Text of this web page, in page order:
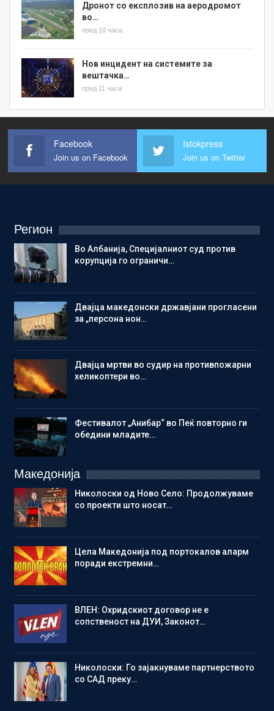
Дронот со експлозив на аеродромот
во…
пред 10 часа
Нов инцидент на системите за
вештачка…
пред 11 часа
Facebook
Join us on Facebook
Istokpress
Join us on Twitter
Регион
Во Албанија, Специјалниот суд против
корупција го ограничи…
Двајца македонски државјани прогласени
за „персона нон…
Двајца мртви во судир на противпожарни
хеликоптери во…
Фестивалот „Анибар“ во Пеќ повторно ги
обедини младите…
Македонија
Николоски од Ново Село: Продолжуваме
со проекти што носат…
Цела Македонија под портокалов аларм
поради екстремни…
ВЛЕН: Охридскиот договор не е
сопственост на ДУИ, Законот…
Николоски: Го зајакнуваме партнерството
со САД преку…